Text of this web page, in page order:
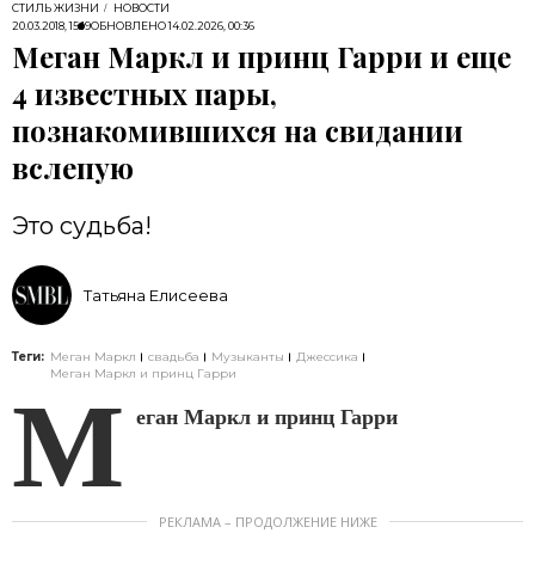
СТИЛЬ ЖИЗНИ
НОВОСТИ
20.03.2018, 15:19ОБНОВЛЕНО14.02.2026, 00:36
Меган Маркл и принц Гарри и еще
4 известных пары,
познакомившихся на свидании
вслепую
Это судьба!
Татьяна Елисеева
Теги: Меган Маркл свадьба Музыканты
Джессика
Меган Маркл и принц Гарри
М еган Маркл и принц Гарри
РЕКЛАМА – ПРОДОЛЖЕНИЕ НИЖЕ